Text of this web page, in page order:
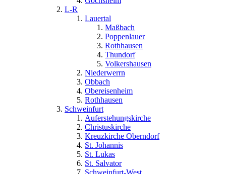
L-R
Lauertal
Maßbach
Poppenlauer
Rothhausen
Thundorf
Volkershausen
Niederwerrn
Obbach
Obereisenheim
Rothhausen
Schweinfurt
Auferstehungskirche
Christuskirche
Kreuzkirche Oberndorf
St. Johannis
St. Lukas
St. Salvator
Schweinfurt-West